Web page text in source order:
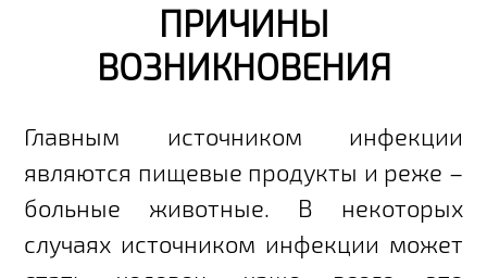
ПРИЧИНЫ
ВОЗНИКНОВЕНИЯ
Главным источником инфекции
являются пищевые продукты и реже –
больные животные. В некоторых
случаях источником инфекции может